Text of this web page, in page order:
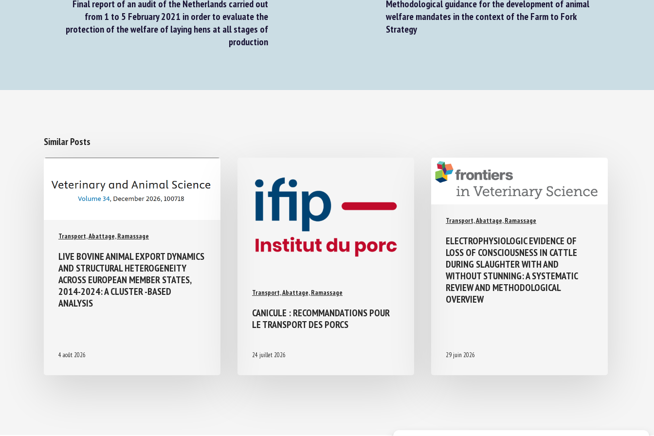
Final report of an audit of the Netherlands carried out
from 1 to 5 February 2021 in order to evaluate the
protection of the welfare of laying hens at all stages of
production
Methodological guidance for the development of animal
welfare mandates in the context of the Farm to Fork
Strategy
Similar Posts
Transport, Abattage, Ramassage
LIVE BOVINE ANIMAL EXPORT
DYNAMICS AND STRUCTURAL
HETEROGENEITY ACROSS EUROPEAN
MEMBER STATES, 2014-2024: A
CLUSTER -BASED ANALYSIS
4 août 2026
Transport, Abattage, Ramassage
CANICULE : RECOMMANDATIONS POUR
LE TRANSPORT DES PORCS
24 juillet 2026
Transport, Abattage, Ramassage
ELECTROPHYSIOLOGIC EVIDENCE OF
LOSS OF CONSCIOUSNESS IN CATTLE
DURING SLAUGHTER WITH AND
WITHOUT STUNNING: A SYSTEMATIC
REVIEW AND METHODOLOGICAL
OVERVIEW
29 juin 2026